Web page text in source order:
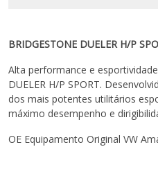
BRIDGESTONE DUELER H/P
Alta performance e
DUELER H/P SPORT.
dos mais potentes utilitários
máximo desempenho e
OE Equipamento Original VW